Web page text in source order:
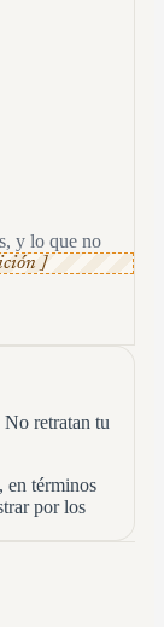
y lo que no
]
retratan tu
en términos
por los